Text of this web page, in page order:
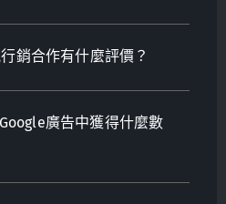
銷合作有什麼評價？
廣告中獲得什麼數